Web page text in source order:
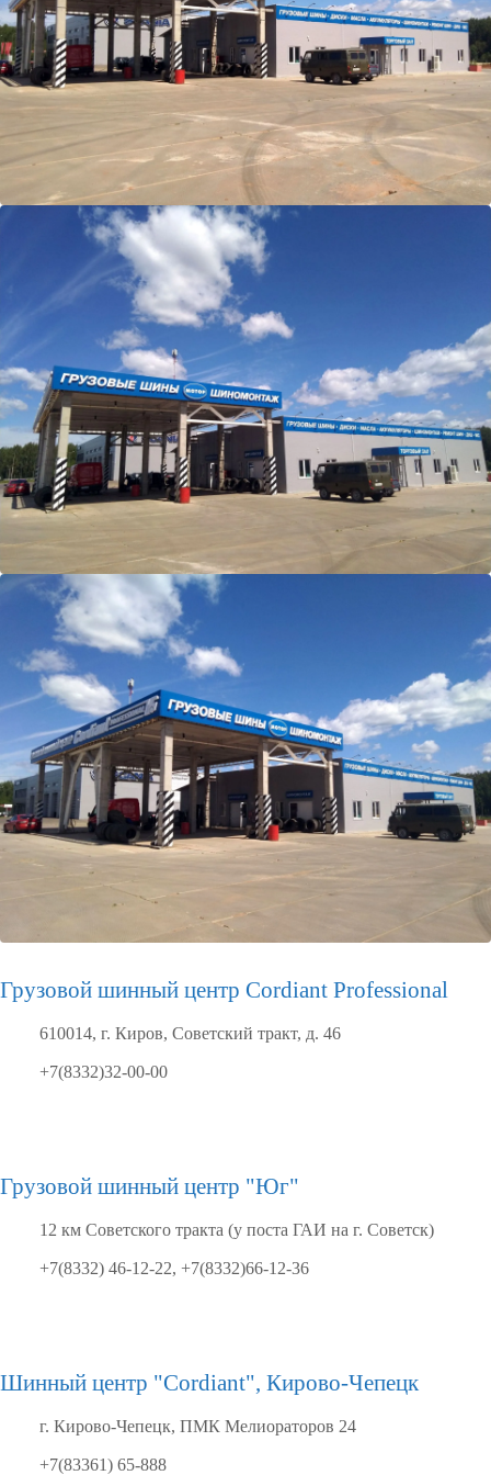
Грузовой шинный центр Cordiant Professional
610014, г. Киров, Советский тракт, д. 46
+7(8332)32-00-00
Грузовой шинный центр "Юг"
12 км Советского тракта (у поста ГАИ на г. Советск)
+7(8332) 46-12-22, +7(8332)66-12-36
Шинный центр "Cordiant", Кирово-Чепецк
г. Кирово-Чепецк, ПМК Мелиораторов 24
+7(83361) 65-888